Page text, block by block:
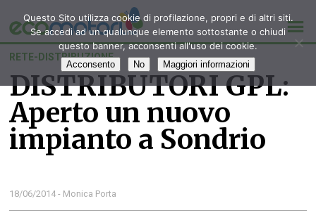
RETE-DISTRIBUZIONE
DISTRIBUTORI GPL:
Aperto un nuovo
impianto a Sondrio
18/06/2014 - Monica Porta
Questo Sito utilizza cookie di profilazione, propri e di altri siti.
Se accedi ad un qualunque elemento sottostante o chiudi
questo banner, acconsenti all'uso dei cookie.
Acconsento No Maggiori informazioni